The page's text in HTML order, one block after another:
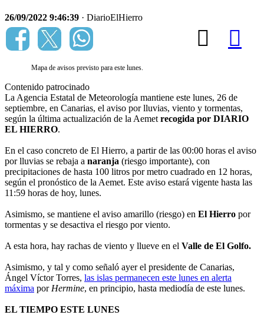
26/09/2022 9:46:39 · DiarioElHierro
Mapa de avisos previsto para este lunes.
Contenido patrocinado
La Agencia Estatal de Meteorología mantiene este lunes, 26 de
septiembre, en Canarias, el aviso por lluvias, viento y tormentas,
según la última actualización de la Aemet recogida por DIARIO
EL HIERRO.
En el caso concreto de El Hierro, a partir de las 00:00 horas el aviso
por lluvias se rebaja a naranja (riesgo importante), con
precipitaciones de hasta 100 litros por metro cuadrado en 12 horas,
según el pronóstico de la Aemet. Este aviso estará vigente hasta las
11:59 horas de hoy, lunes.
Asimismo, se mantiene el aviso amarillo (riesgo) en El Hierro por
tormentas y se desactiva el riesgo por viento.
A esta hora, hay rachas de viento y llueve en el Valle de El Golfo.
Asimismo, y tal y como señaló ayer el presidente de Canarias,
Ángel Víctor Torres, las islas permanecen este lunes en alerta
máxima por Hermine, en principio, hasta mediodía de este lunes.
EL TIEMPO ESTE LUNES